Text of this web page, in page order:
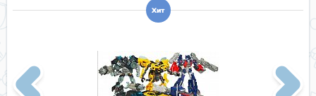
Previous
Хит
Next